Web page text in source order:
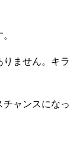
ません。キラ
チャンスになっ